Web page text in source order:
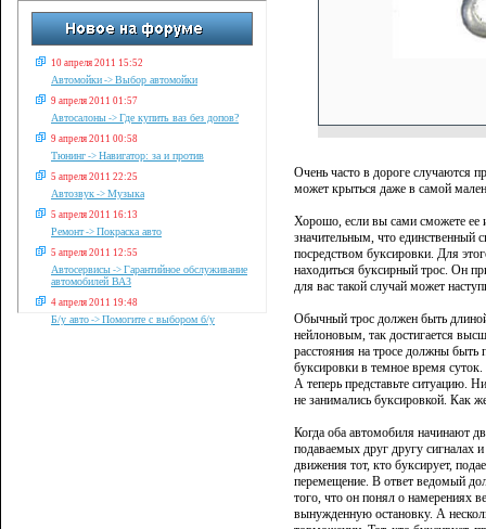
10 апреля 2011 15:52
Автомойки -> Выбор автомойки
9 апреля 2011 01:57
Автосалоны -> Где купить ваз без допов?
9 апреля 2011 00:58
Тюнинг -> Навигатор: за и против
5 апреля 2011 22:25
Автозвук -> Музыка
5 апреля 2011 16:13
Ремонт-> Покраска авто
5 апреля 2011 12:55
Автосервисы -> Гарантийное обслуживание
автомобилей ВАЗ
4 апреля 2011 19:48
Б/у авто -> Помогите с выбором б/у
Очень часто в дороге случаются
может крыться даже в самой
Хорошо, если вы сами сможете ее
значительным, что единственный
посредством буксировки. Для
находиться буксирный трос. Он
для вас такой случай может
Обычный трос должен быть
нейлоновым, так достигается
расстояния на тросе должны
буксировки в темное время суток.
А теперь представьте ситуацию.
не занимались буксировкой. Как
Когда оба автомобиля начинают
подаваемых друг другу сигналах
движения тот, кто буксирует,
перемещение. В ответ ведомый
того, что он понял о намерениях
вынужденную остановку. А